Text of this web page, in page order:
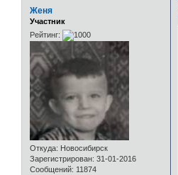
Женя
Участник
Рейтинг:
Откуда: Новосибирск
Зарегистрирован: 31-01-2016
Сообщений: 11874